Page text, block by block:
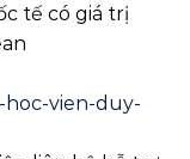
tế có giá trị
hoc-vien-duy-